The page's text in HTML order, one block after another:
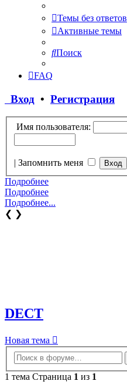
Темы без ответов
Активные темы
Поиск
FAQ
Вход • Регистрация
Имя пользователя:
| Запомнить меня
Подробнее
Подробнее
Подробнее...
❮ ❯
DECT
Новая тема
1 тема Страница 1 из 1